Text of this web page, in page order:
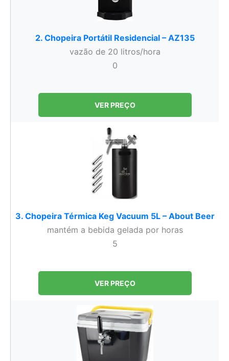
2. Chopeira Portátil Residencial – AZ135
vazão de 20 litros/hora
0
VER PREÇO
3. Chopeira Térmica Keg Vacuum 5L – About Beer
mantém a bebida gelada por horas
5
VER PREÇO